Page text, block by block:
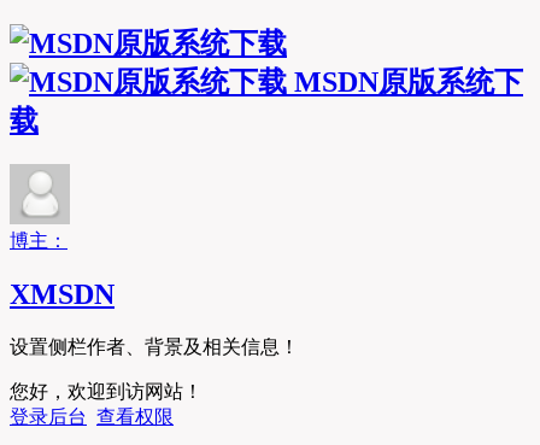
MSDN原版系统下
载
博主：
XMSDN
设置侧栏作者、背景及相关信息！
您好，欢迎到访网站！
登录后台 查看权限